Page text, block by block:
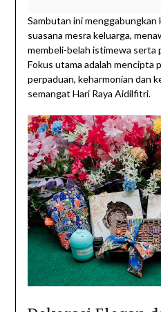
Sambutan ini menggabungkan
suasana mesra keluarga,
membeli-belah istimewa serta
Fokus utama adalah mencipta
perpaduan, keharmonian dan
semangat Hari Raya Aidilfitri.